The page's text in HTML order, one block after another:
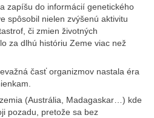
zapíšu do informácií genetického
spôsobil nielen zvýšenú aktivitu
či zmien životných
za dlhú históriu Zeme viac než
časť organizmov nastala éra
(Austrália, Madagaskar…) kde
pozadu, pretože sa bez